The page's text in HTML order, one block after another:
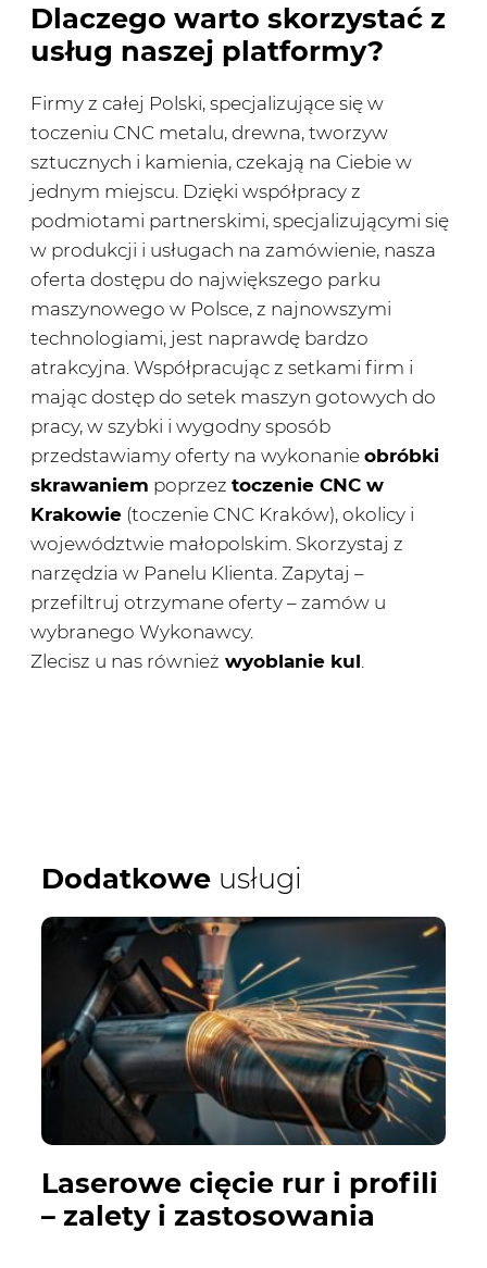
Dlaczego warto skorzystać z
usług naszej platformy?
Firmy z całej Polski, specjalizujące się w
toczeniu CNC metalu, drewna, tworzyw
sztucznych i kamienia, czekają na Ciebie w
jednym miejscu. Dzięki współpracy z
podmiotami partnerskimi, specjalizującymi się
w produkcji i usługach na zamówienie, nasza
oferta dostępu do największego parku
maszynowego w Polsce, z najnowszymi
technologiami, jest naprawdę bardzo
atrakcyjna. Współpracując z setkami firm i
mając dostęp do setek maszyn gotowych do
pracy, w szybki i wygodny sposób
przedstawiamy oferty na wykonanie obróbki
skrawaniem poprzez toczenie CNC w
Krakowie (toczenie CNC Kraków), okolicy i
województwie małopolskim. Skorzystaj z
narzędzia w Panelu Klienta. Zapytaj –
przefiltruj otrzymane oferty – zamów u
wybranego Wykonawcy.
Zlecisz u nas również wyoblanie kul.
Dodatkowe usługi
Laserowe cięcie rur i profili
– zalety i zastosowania